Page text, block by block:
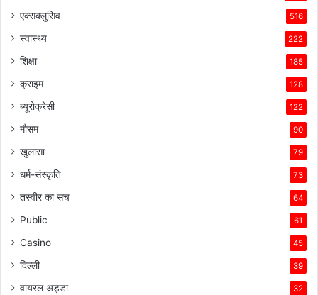
एक्सक्लुसिव 516
स्वास्थ्य 222
शिक्षा 185
क्राइम 128
ब्यूरोक्रेसी 122
मौसम 90
खुलासा 79
धर्म-संस्कृति 73
तस्वीर का सच 64
Public 61
Casino 45
दिल्ली 39
वायरल अड्डा 32